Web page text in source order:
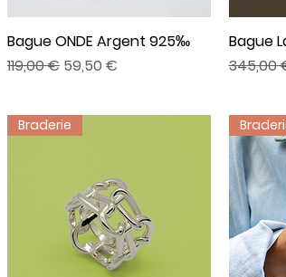
Aperçu rapide
Bague ONDE Argent 925‰
Prix original
119,00 € Prix promotionnel
59,50 €
Bague
Prix
345,00
Braderie